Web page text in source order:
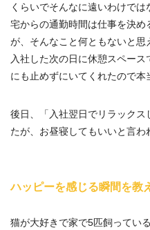
くらいでそんなに遠いわけで
宅からの通勤時間は仕事を決
が、そんなこと何ともないと思
入社した次の日に休憩スペー
にも止めずにいてくれたので本
後日、「入社翌日でリラック
たが、お昼寝してもいいと言わ
ハッピーを感じる瞬間を教
猫が大好きで家で5匹飼ってい